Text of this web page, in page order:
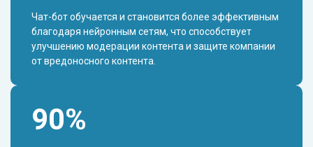
Чат-бот обучается и становится более эффективным
благодаря нейронным сетям, что способствует
улучшению модерации контента и защите компании
от вредоносного контента.
90%